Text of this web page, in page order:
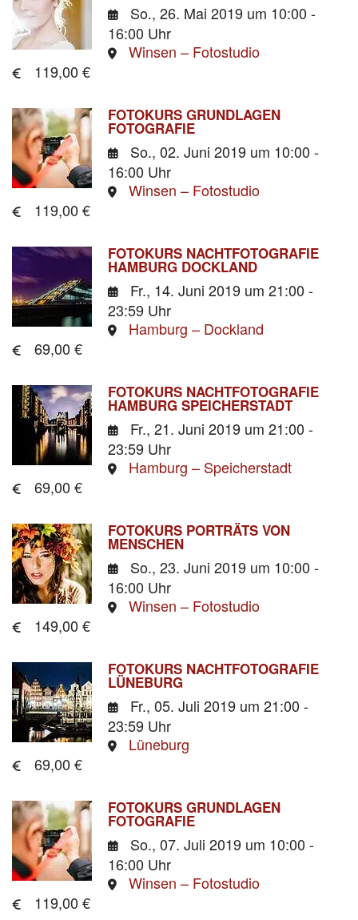
So., 26. Mai 2019 um 10:00 -
16:00 Uhr
Winsen – Fotostudio
119,00 €
FOTOKURS GRUNDLAGEN
FOTOGRAFIE
So., 02. Juni 2019 um 10:00 -
16:00 Uhr
Winsen – Fotostudio
119,00 €
FOTOKURS NACHTFOTOGRAFIE
HAMBURG DOCKLAND
Fr., 14. Juni 2019 um 21:00 -
23:59 Uhr
Hamburg – Dockland
69,00 €
FOTOKURS NACHTFOTOGRAFIE
HAMBURG SPEICHERSTADT
Fr., 21. Juni 2019 um 21:00 -
23:59 Uhr
Hamburg – Speicherstadt
69,00 €
FOTOKURS PORTRÄTS VON
MENSCHEN
So., 23. Juni 2019 um 10:00 -
16:00 Uhr
Winsen – Fotostudio
149,00 €
FOTOKURS NACHTFOTOGRAFIE
LÜNEBURG
Fr., 05. Juli 2019 um 21:00 -
23:59 Uhr
Lüneburg
69,00 €
FOTOKURS GRUNDLAGEN
FOTOGRAFIE
So., 07. Juli 2019 um 10:00 -
16:00 Uhr
Winsen – Fotostudio
119,00 €